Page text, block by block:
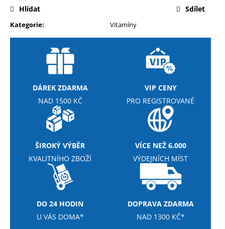
Kategorie: Vitamíny
Hlídat Sdílet
DÁREK ZDARMA
NAD 1500 KČ
VIP CENY
PRO REGISTROVANÉ
ŠIROKÝ VÝBĚR
KVALITNÍHO ZBOŽÍ
VÍCE NEŽ 6.000
VÝDEJNÍCH MÍST
DO 24 HODIN
U VÁS DOMA*
DOPRAVA ZDARMA
NAD 1300 KČ*
e
m
e